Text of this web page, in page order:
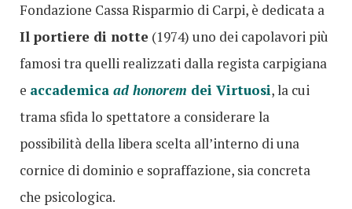
Fondazione Cassa Risparmio di Carpi, è dedicata a
Il portiere di notte (1974) uno dei capolavori più
famosi tra quelli realizzati dalla regista carpigiana
e accademica ad honorem dei Virtuosi, la cui
trama sfida lo spettatore a considerare la
possibilità della libera scelta all’interno di una
cornice di dominio e sopraffazione, sia concreta
che psicologica.